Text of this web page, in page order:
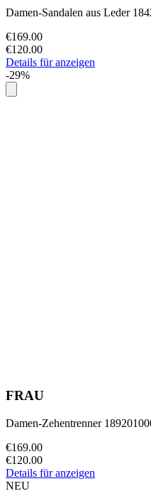
Damen-Sandalen aus Leder
€169.00
€120.00
Details für anzeigen
-29%
FRAU
Damen-Zehentrenner
€169.00
€120.00
Details für anzeigen
NEU